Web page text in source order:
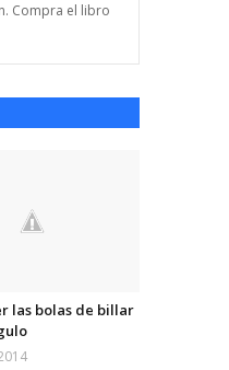
Compra el libro
las bolas de billar